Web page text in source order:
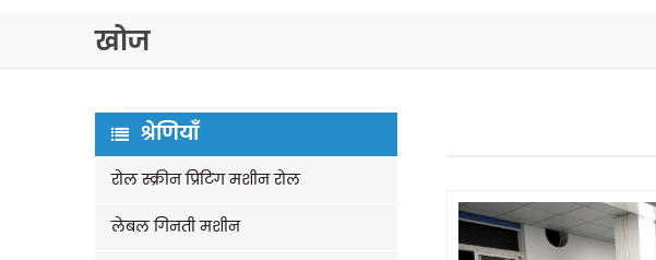
खोज
श्रेणियाँ
रोल स्क्रीन प्रिंटिंग मशीन रोल
लेबल गिनती मशीन